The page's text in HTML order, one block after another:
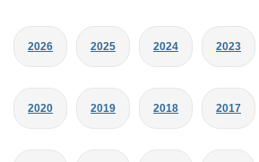
2026 2025 2024 2023
2020 2019 2018 2017